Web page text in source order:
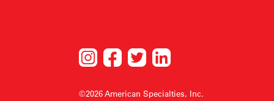
©2026 American Specialties, Inc.